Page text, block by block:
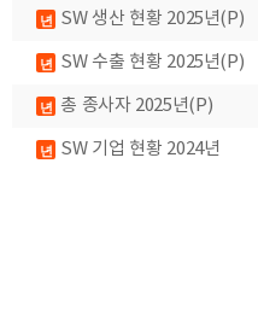
년 SW 생산 현황 2025년(P)
년 SW 수출 현황 2025년(P)
년 총 종사자 2025년(P)
년 SW 기업 현황 2024년